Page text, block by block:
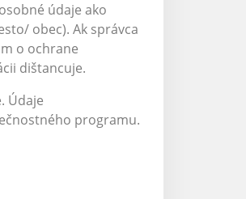
údaje ako
obec). Ak správca
o ochrane
dištancuje.
Údaje
programu.